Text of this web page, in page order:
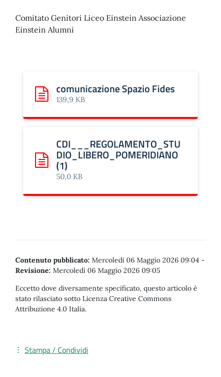
Comitato Genitori Liceo Einstein Associazione
Einstein Alumni
Scarica: comunicazione Spazio Fides
comunicazione Spazio Fides
139,9 KB
Scarica:
CDI___REGOLAMENTO_STU
DIO_LIBERO_POMERIDIANO
(1)
50,0 KB
Contenuto pubblicato: Mercoledì 06 Maggio 2026 09:04 -
Revisione: Mercoledì 06 Maggio 2026 09:05
Eccetto dove diversamente specificato, questo articolo è
stato rilasciato sotto Licenza Creative Commons
Attribuzione 4.0 Italia.
Stampa / Condividi